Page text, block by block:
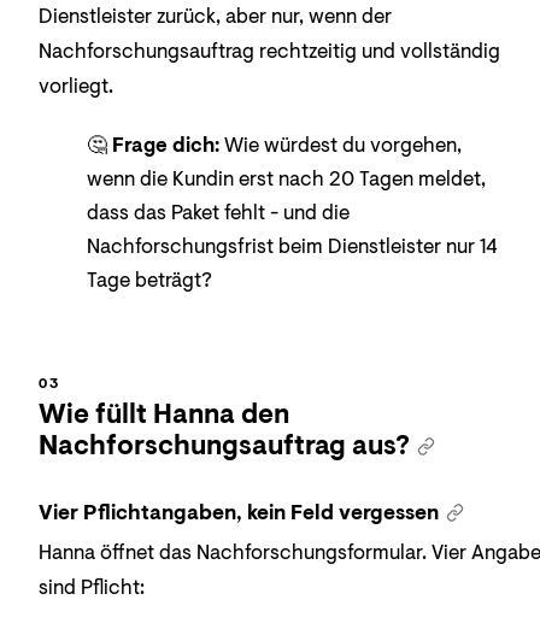
Dienstleister zurück, aber nur, wenn der
Nachforschungsauftrag rechtzeitig und vollständig
vorliegt.
🤔 Frage dich:Wie würdest du vorgehen,
wenn die Kundin erst nach 20 Tagen meldet,
dass das Paket fehlt - und die
Nachforschungsfrist beim Dienstleister nur 14
Tage beträgt?
Wie füllt Hanna den
Nachforschungsauftrag aus?
Vier Pflichtangaben, kein Feld vergessen
Hanna öffnet das Nachforschungsformular. Vier
sind Pflicht: